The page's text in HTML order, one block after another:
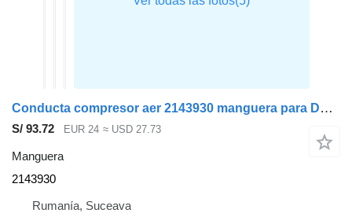
Conducta compresor aer 2143930 manguera para DAF XF cabeza tractora
S/ 93.72 EUR 24 ≈ USD 27.73
Manguera
2143930
Rumanía, Suceava